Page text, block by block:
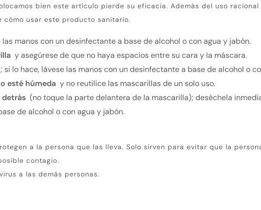
bien este artículo pierde su eficacia. Además del uso
cómo usar este producto sanitario.
las manos con un desinfectante a base de alcohol o con agua y jabón.
y asegúrese de que no haya espacios entre su cara y la máscara.
; si lo hace, lávese las manos con un desinfectante a base de alcohol o
esté húmeda y no reutilice las mascarillas de un solo uso.
detrás (no toque la parte delantera de la mascarilla); deséchela
de alcohol o con agua y jabón.
a la persona que las lleva. Solo sirven para evitar que la
contagio.
a las demás personas.